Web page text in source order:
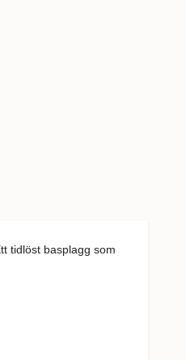
tidlöst basplagg som